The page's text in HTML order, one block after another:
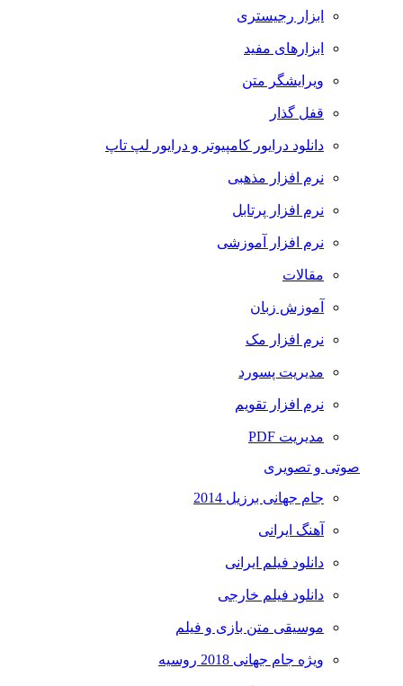
ابزار رجیستری
ابزارهای مفید
ویرایشگر متن
قفل گذار
دانلود درایور کامپیوتر و درایور لپ تاپ
نرم افزار مذهبی
نرم افزار پرتابل
نرم افزار آموزشی
مقالات
آموزش زبان
نرم افزار مک
مدیریت پسورد
نرم افزار تقویم
مدیریت PDF
صوتی و تصویری
جام جهانی برزیل 2014
آهنگ ایرانی
دانلود فیلم ایرانی
دانلود فیلم خارجی
موسیقی متن بازی و فیلم
ویژه جام جهانی 2018 روسیه